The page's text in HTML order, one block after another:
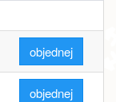
objednej
objednej